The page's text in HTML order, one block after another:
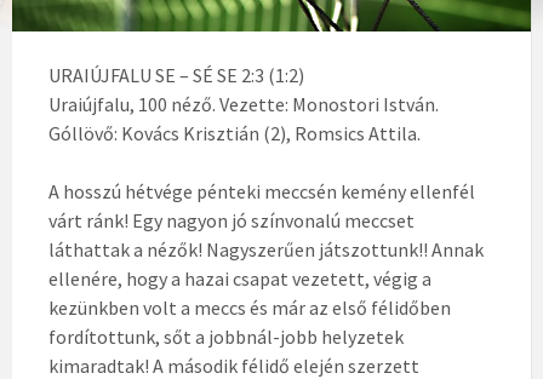
URAIÚJFALU SE – SÉ SE 2:3 (1:2)
Uraiújfalu, 100 néző. Vezette: Monostori István.
Góllövő: Kovács Krisztián (2), Romsics Attila.
A hosszú hétvége pénteki meccsén kemény ellenfél
várt ránk! Egy nagyon jó színvonalú meccset
láthattak a nézők! Nagyszerűen játszottunk!! Annak
ellenére, hogy a hazai csapat vezetett, végig a
kezünkben volt a meccs és már az első félidőben
fordítottunk, sőt a jobbnál-jobb helyzetek
kimaradtak! A második félidő elején szerzett